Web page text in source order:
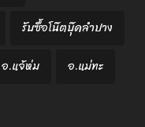
รับซื้อโน๊ตบุ๊คลำปาง
อ.แจ้ห่ม
อ.แม่ทะ